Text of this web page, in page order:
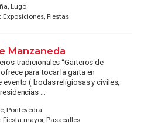
Lugo
Exposiciones, Fiestas
Manzaneda
tradicionales “Gaiteros de
para tocar la gaita en
evento ( bodas religiosas y civiles,
...
Pontevedra
Fiesta mayor, Pasacalles